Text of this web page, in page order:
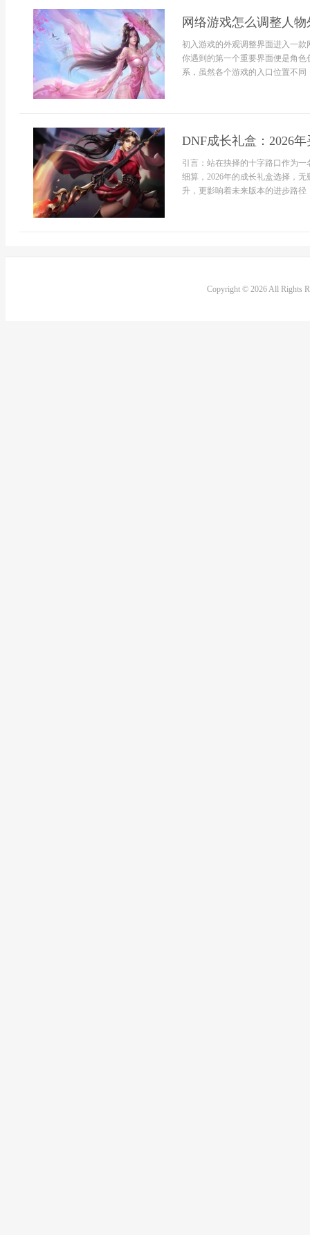
网络游戏怎么调整人
初入游戏的外观调整界面进入一
你遇到的第一个重要界面便是角
系，虽然各个游戏的入口位置不
DNF成长礼盒：2026
引言：站在抉择的十字路口作为
细算，2026年的成长礼盒选择，
升，更影响着未来版本的进步路
Copyright © 2026 All Rights